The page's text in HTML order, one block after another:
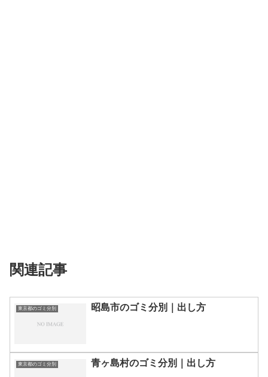
関連記事
東京都のゴミ分別 昭島市のゴミ分別｜出し方
東京都のゴミ分別 青ヶ島村のゴミ分別｜出し方